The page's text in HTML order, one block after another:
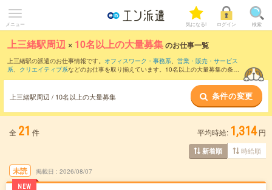
メニュー 気になる! ログイン 検索
上三緒駅周辺 × 10名以上の大量募集のお仕事一覧
上三緒駅の派遣のお仕事情報です。 オフィスワーク・事務系、 営業・販売・サービス
系、 クリエイティブ系などのお仕事を取り揃えています。10名以上の大量募集の条件
上三緒駅周辺 / 10名以上の大量募集 条件の変更
全 21 件 平均時給: 1,314 円
新着順 時給順
未読
NEW
掲載日 2026/08/07